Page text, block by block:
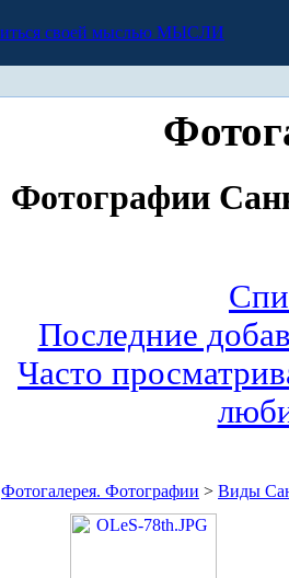
МЫСЛИ
Фотографии
Последние
Часто
Фотогалерея. Фотографии > Виды